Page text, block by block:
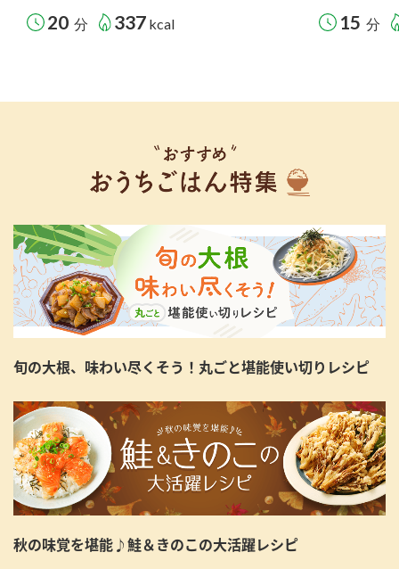
20 分 337 kcal 15 分
旬の大根、味わい尽くそう！丸ごと堪能使い切りレシピ
秋の味覚を堪能♪鮭＆きのこの大活躍レシピ